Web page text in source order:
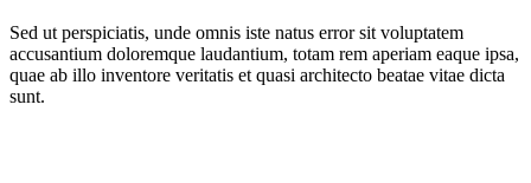
Sed ut perspiciatis, unde omnis iste natus error sit voluptatem
accusantium doloremque laudantium, totam rem aperiam eaque ipsa,
quae ab illo inventore veritatis et quasi architecto beatae vitae dicta
sunt.